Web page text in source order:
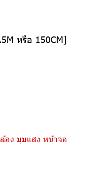
หรือ 150CM]
อง มุมแสง หน้าจอ